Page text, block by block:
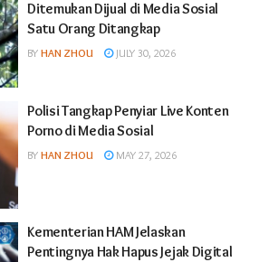
Ditemukan Dijual di Media Sosial
Satu Orang Ditangkap
BY HAN ZHOU JULY 30, 2026
Polisi Tangkap Penyiar Live Konten
Porno di Media Sosial
BY HAN ZHOU MAY 27, 2026
Kementerian HAM Jelaskan
Pentingnya Hak Hapus Jejak Digital